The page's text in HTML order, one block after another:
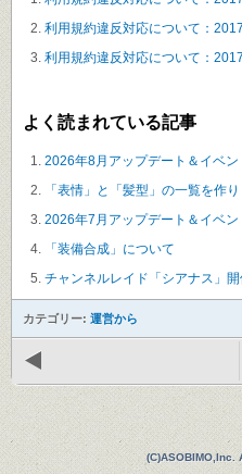
利用規約違反対応について：
利用規約違反対応について：
よく読まれている記事
2026年8月アップデート＆イベン
「表情」と「髪型」の一覧を作
2026年7月アップデート＆イベン
「装備合成」について
チャンネルレイド「シアナス」開
カテゴリー: 運営から